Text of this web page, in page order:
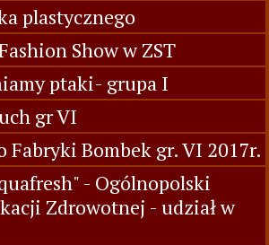
plastycznego
Show w ZST
ptaki- grupa I
gr VI
Fabryki Bombek gr. VI 2017r.
- Ogólnopolski
Zdrowotnej - udział w